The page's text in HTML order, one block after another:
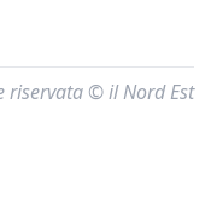
riservata © il Nord Est